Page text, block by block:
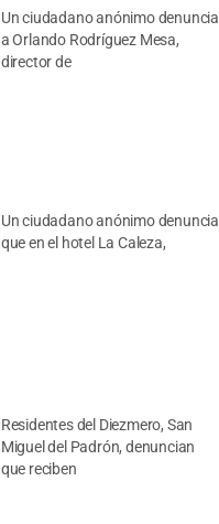
Un ciudadano anónimo denuncia
a Orlando Rodríguez Mesa,
director de
Un ciudadano anónimo denuncia
que en el hotel La Caleza,
Residentes del Diezmero, San
Miguel del Padrón, denuncian
que reciben